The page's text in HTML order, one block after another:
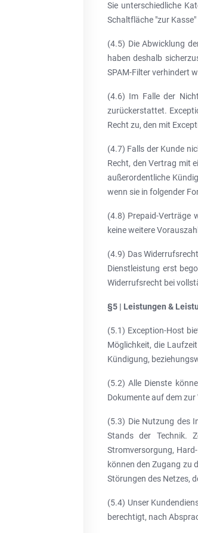
Sie unterschiedliche
Schaltfläche "zur
(4.5) Die Abwicklung
haben deshalb
SPAM-Filter verhindert
(4.6) Im Falle der
zurückerstattet.
Recht zu, den mit
(4.7) Falls der Kunde
Recht, den Vertrag mit
außerordentliche
wenn sie in folgender
(4.8) Prepaid-Verträge
keine weitere
(4.9) Das
Dienstleistung erst
Widerrufsrecht bei
§5 | Leistungen &
(5.1) Exception-Host
Möglichkeit, die
Kündigung,
(5.2) Alle Dienste
Dokumente auf dem
(5.3) Die Nutzung des
Stands der Technik.
Stromversorgung,
können den Zugang zu
Störungen des Netzes,
(5.4) Unser
berechtigt, nach